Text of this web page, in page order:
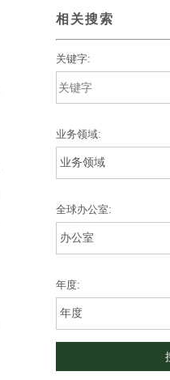
相关搜索
关键字:
业务领域:
全球办公室:
年度: